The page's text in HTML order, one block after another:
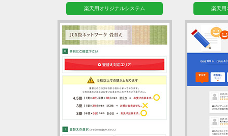
楽天用オリジナルシステム 楽天用